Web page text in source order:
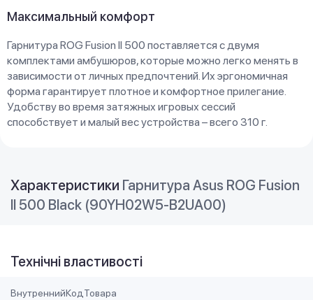
Максимальный комфорт
Гарнитура ROG Fusion II 500 поставляется с двумя
комплектами амбушюров, которые можно легко менять в
зависимости от личных предпочтений. Их эргономичная
форма гарантирует плотное и комфортное прилегание.
Удобству во время затяжных игровых сессий
способствует и малый вес устройства – всего 310 г.
Характеристики Гарнитура Asus ROG Fusion
II 500 Black (90YH02W5-B2UA00)
Технічні властивості
ВнутреннийКодТовара